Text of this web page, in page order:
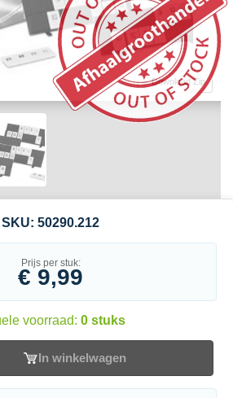
Download Zip
SKU: 50290.212
Prijs per stuk:
€ 9,99
voorraad: 0 stuks
In winkelwagen